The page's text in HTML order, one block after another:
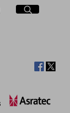
Englishサイト内検索
開く
検索する